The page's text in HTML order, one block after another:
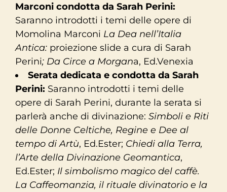
Marconi condotta da Sarah Perini:
Saranno introdotti i temi delle opere di
Momolina Marconi La Dea nell’Italia
Antica: proiezione slide a cura di Sarah
Perini; Da Circe a Morgana, Ed.Venexia
Serata dedicata e condotta da Sarah
Perini: Saranno introdotti i temi delle
opere di Sarah Perini, durante la serata si
parlerà anche di divinazione: Simboli e Riti
delle Donne Celtiche, Regine e Dee al
tempo di Artù, Ed.Ester; Chiedi alla Terra,
l’Arte della Divinazione Geomantica,
Ed.Ester; Il simbolismo magico del caffè.
La Caffeomanzia, il rituale divinatorio e la